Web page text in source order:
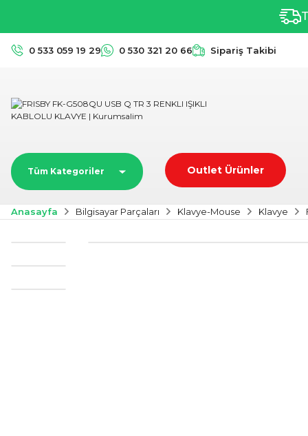
0 533 059 19 29 0 530 321 20 66 Sipariş Takibi
Tüm Kategoriler Outlet Ürünler
Anasayfa Bilgisayar Parçaları Klavye-Mouse Klavye